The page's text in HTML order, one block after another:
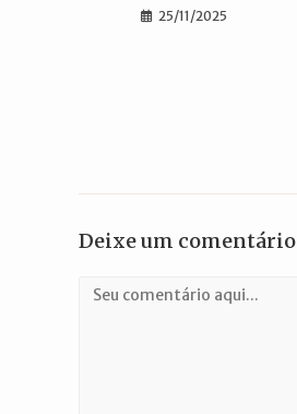
25/11/2025
Deixe um comentário
Comentário